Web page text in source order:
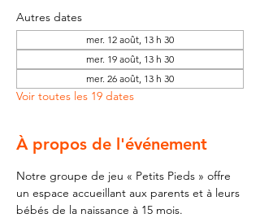
Autres dates
mer. 12 août, 13 h 30
mer. 19 août, 13 h 30
mer. 26 août, 13 h 30
Voir toutes les 19 dates
À propos de l'événement
Notre groupe de jeu « Petits Pieds » offre
un espace accueillant aux parents et à leurs
bébés de la naissance à 15 mois.